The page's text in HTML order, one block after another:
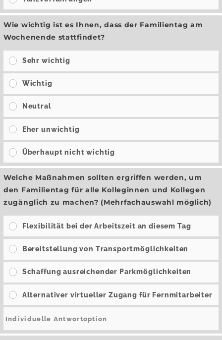
Wie wichtig ist es Ihnen, dass der Familientag am
Wochenende stattfindet?
Sehr wichtig
Wichtig
Neutral
Eher unwichtig
Überhaupt nicht wichtig
Welche Maßnahmen sollten ergriffen werden, um
den Familientag für alle Kolleginnen und Kollegen
zugänglich zu machen? (Mehrfachauswahl möglich)
Flexibilität bei der Arbeitszeit an diesem Tag
Bereitstellung von Transportmöglichkeiten
Schaffung ausreichender Parkmöglichkeiten
Alternativer virtueller Zugang für Fernmitarbeiter